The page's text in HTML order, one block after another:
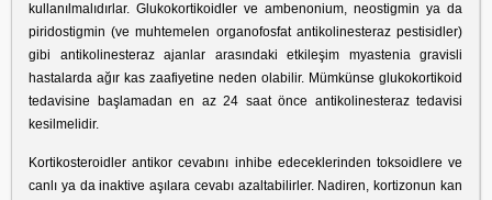
kullanılmalıdırlar. Glukokortikoidler ve ambenonium, neostigmin ya da
piridostigmin (ve muhtemelen organofosfat antikolinesteraz pestisidler)
gibi antikolinesteraz ajanlar arasındaki etkileşim myastenia gravisli
hastalarda ağır kas zaafiyetine neden olabilir. Mümkünse glukokortikoid
tedavisine başlamadan en az 24 saat önce antikolinesteraz tedavisi
kesilmelidir.
Kortikosteroidler antikor cevabını inhibe edeceklerinden toksoidlere ve
canlı ya da inaktive aşılara cevabı azaltabilirler. Nadiren, kortizonun kan